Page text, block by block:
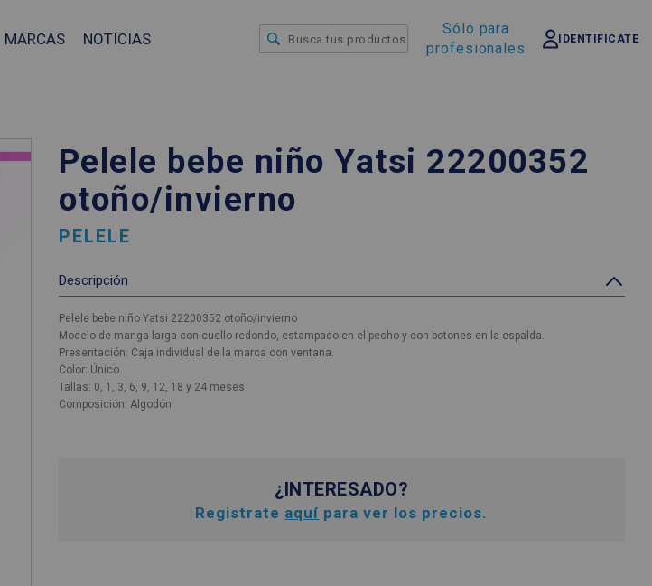
MARCAS NOTICIAS
Sólo para
profesionales
IDENTIFICATE
Pelele bebe niño Yatsi 22200352
otoño/invierno
PELELE
Descripción
Pelele bebe niño Yatsi 22200352 otoño/invierno
Modelo de manga larga con cuello redondo, estampado en el pecho y con botones en la espalda.
Presentación: Caja individual de la marca con ventana.
Color: Único
Tallas: 0, 1, 3, 6, 9, 12, 18 y 24 meses
Composición: Algodón
¿INTERESADO?
Registrate aquí para ver los precios.